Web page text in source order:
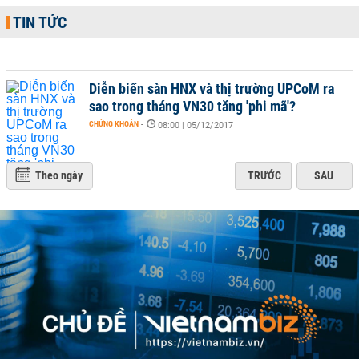
TIN TỨC
Diễn biến sàn HNX và thị trường UPCoM ra
sao trong tháng VN30 tăng 'phi mã'?
CHỨNG KHOÁN - 08:00 | 05/12/2017
Theo ngày TRƯỚC SAU